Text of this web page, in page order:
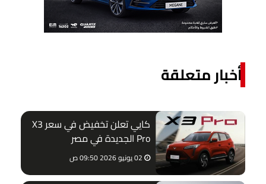
أخبار متعلقة
كايي تعلن تخفيض في سعر X3
Pro الجديدة في مصر
02 يونيو 2026 09:50 ص